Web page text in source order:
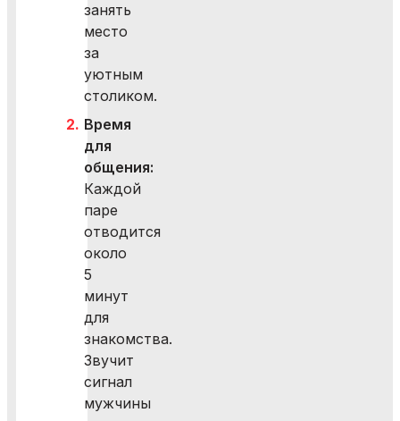
занять
место
за
уютным
столиком.
Время
для
общения:
Каждой
паре
отводится
около
5
минут
для
знакомства.
Звучит
сигнал
мужчины